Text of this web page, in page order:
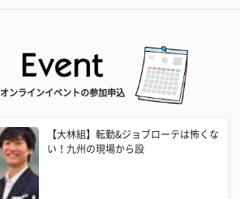
オンラインイベントの参加申込
【大林組】転勤&ジョブローテは怖くな
い！九州の現場から設